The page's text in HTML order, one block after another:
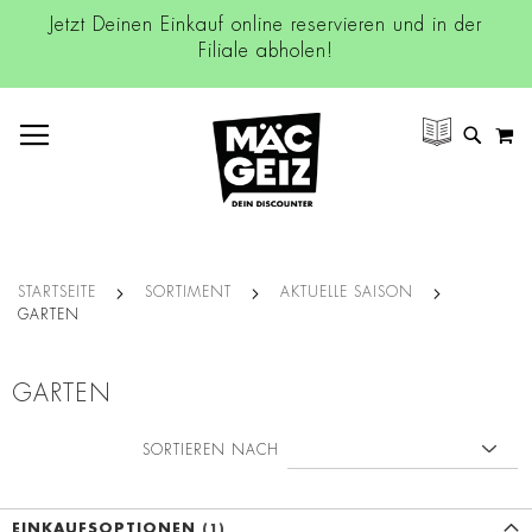
Jetzt Deinen Einkauf online reservieren und in der
Filiale abholen!
SUCHE
STARTSEITE SORTIMENT
AKTUELLE SAISON
GARTEN
GARTEN
SORTIEREN NACH
EINKAUFSOPTIONEN